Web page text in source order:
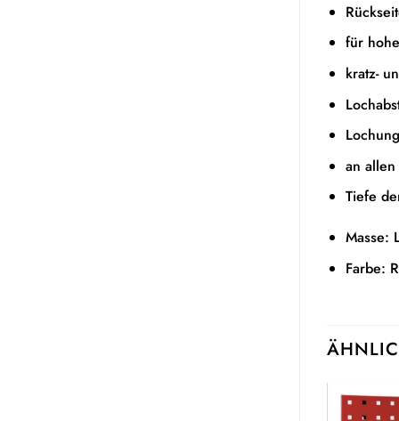
für
kratz-
an
Tiefe
Masse:
Farbe: